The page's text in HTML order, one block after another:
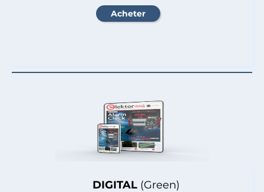
DIGITAL (Green)